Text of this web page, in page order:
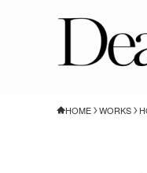
HOME WORKS